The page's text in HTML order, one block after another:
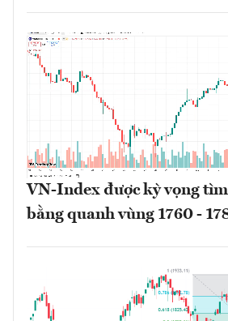
VN-Index được kỳ vọng
bằng quanh vùng 1760 -